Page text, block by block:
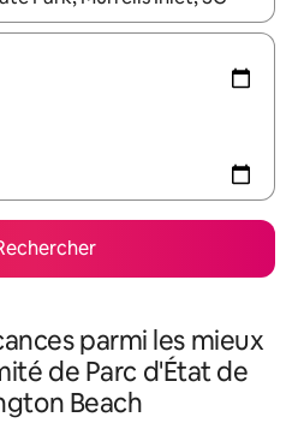
parmi les mieux
de Parc d'État de
Beach